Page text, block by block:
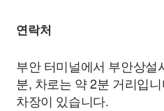
연락처
부안 터미널에서 부안상설
분, 차로는 약 2분 거리입
차장이 있습니다.